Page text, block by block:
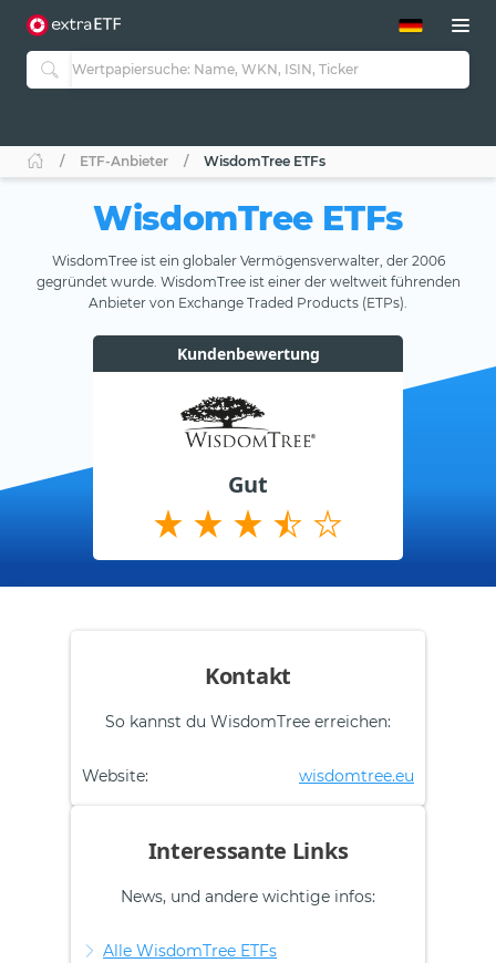
ETF-Guide 2.0
Guide Aktive ETFs
ETF-Sparpläne
ETF-Anbieter WisdomTree ETFs
WisdomTree ETFs
WisdomTree ist ein globaler Vermögensverwalter, der 2006
gegründet wurde. WisdomTree ist einer der weltweit führenden
Anbieter von Exchange Traded Products (ETPs).
Kundenbewertung
Gut
Kontakt
So kannst du WisdomTree erreichen:
Website: wisdomtree.eu
Interessante Links
News, und andere wichtige infos:
Alle WisdomTree ETFs